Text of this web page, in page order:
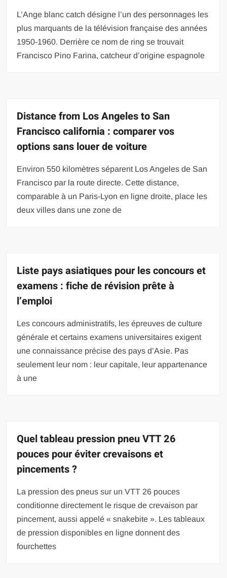
L’Ange blanc catch désigne l’un des personnages les
plus marquants de la télévision française des années
1950-1960. Derrière ce nom de ring se trouvait
Francisco Pino Farina, catcheur d’origine espagnole
Distance from Los Angeles to San
Francisco california : comparer vos
options sans louer de voiture
Environ 550 kilomètres séparent Los Angeles de San
Francisco par la route directe. Cette distance,
comparable à un Paris-Lyon en ligne droite, place les
deux villes dans une zone de
Liste pays asiatiques pour les concours et
examens : fiche de révision prête à
l’emploi
Les concours administratifs, les épreuves de culture
générale et certains examens universitaires exigent
une connaissance précise des pays d’Asie. Pas
seulement leur nom : leur capitale, leur appartenance
à une
Quel tableau pression pneu VTT 26
pouces pour éviter crevaisons et
pincements ?
La pression des pneus sur un VTT 26 pouces
conditionne directement le risque de crevaison par
pincement, aussi appelé « snakebite ». Les tableaux
de pression disponibles en ligne donnent des
fourchettes